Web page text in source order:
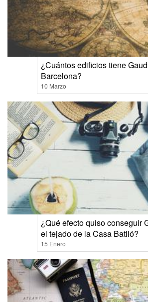
¿Cuántos edificios tiene
Barcelona?
10 Marzo
¿Qué efecto quiso conseguir
el tejado de la Casa Batlló?
15 Enero